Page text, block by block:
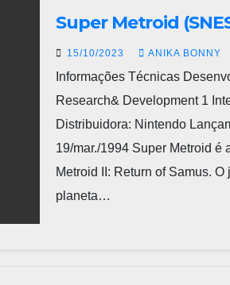
Super Metroid
15/10/2023 ANIKA BONNY
Informações Técnicas
Research& Development 1
Distribuidora: Nintendo
19/mar./1994 Super Metroid é
Metroid II: Return of Samus.
planeta…